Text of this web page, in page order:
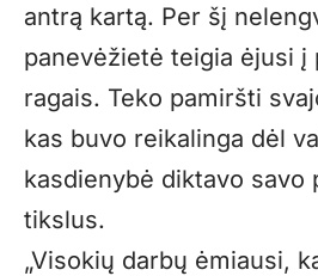
antrą kartą. Per šį
panevėžietė teigia ėjusi į
ragais. Teko pamiršti
kas buvo reikalinga dėl
kasdienybė diktavo savo
tikslus.
„Visokių darbų ėmiausi,